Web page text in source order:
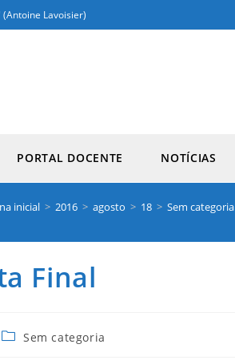
Lavoisier)
PORTAL DOCENTE NOTÍCIAS
inicial > 2016 > agosto > 18 > Sem categoria
Final
Sem categoria